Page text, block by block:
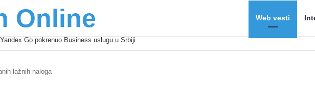
Online Web vesti
Go pokrenuo Business uslugu u Srbiji
lažnih naloga